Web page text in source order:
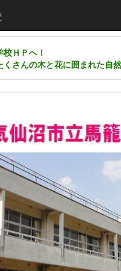
ＨＰへ！
さんの木と花に囲まれた自